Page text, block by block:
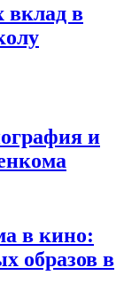
вклад в
и
в кино:
образов в